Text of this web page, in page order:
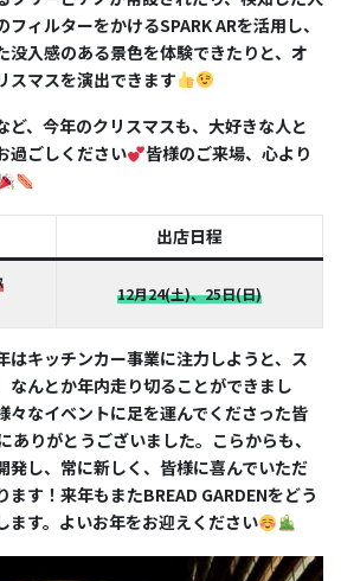
フィルターをかけるSPARK ARを活用し、
没入感のある景色を体験できたりと、オ
スマスを演出できます
ど、今年のクリスマスも、大好きな人と
過ごしください
皆様のご来場、心より
出店日程
12月24(土)、25日(日)
はキッチンカー事業に注力しようと、ス
なんとか年内走り切ることができまし
々なイベントに足を運んでくださった皆
ありがとうございました。こらからも、
発し、常に新しく、皆様に喜んでいただ
す！来年もまたBREAD GARDENをどう
ます。よいお年をお迎えください